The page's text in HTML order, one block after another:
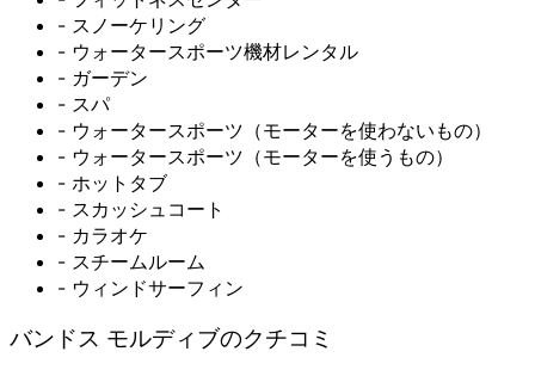
- スノーケリング
- ウォータースポーツ機材レンタル
- ガーデン
- スパ
- ウォータースポーツ（モーターを使わないもの）
- ウォータースポーツ（モーターを使うもの）
- ホットタブ
- スカッシュコート
- カラオケ
- スチームルーム
- ウィンドサーフィン
バンドス モルディブのクチコミ